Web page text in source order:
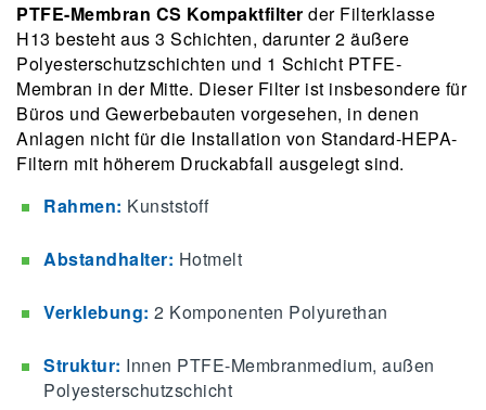
PTFE-Membran CS Kompaktfilter der Filterklasse
H13 besteht aus 3 Schichten, darunter 2 äußere
Polyesterschutzschichten und 1 Schicht PTFE-
Membran in der Mitte. Dieser Filter ist insbesondere für
Büros und Gewerbebauten vorgesehen, in denen
Anlagen nicht für die Installation von Standard-HEPA-
Filtern mit höherem Druckabfall ausgelegt sind.
Rahmen: Kunststoff
Abstandhalter: Hotmelt
Verklebung: 2 Komponenten Polyurethan
Struktur: Innen PTFE-Membranmedium, außen
Polyesterschutzschicht